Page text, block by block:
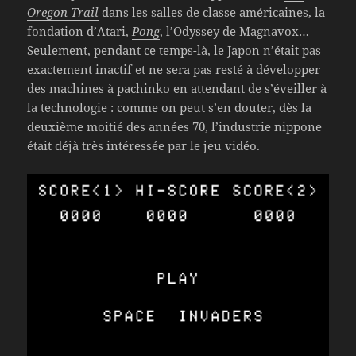
Oregon Trail dans les salles de classe américaines, la
fondation d’Atari, Pong, l’Odyssey de Magnavox…
Seulement, pendant ce temps-là, le Japon n’était pas
exactement inactif et ne sera pas resté à développer
des machines à pachinko en attendant de s’éveiller à
la technologie : comme on peut s’en douter, dès la
deuxième moitié des années 70, l’industrie nippone
était déjà très intéressée par le jeu vidéo.